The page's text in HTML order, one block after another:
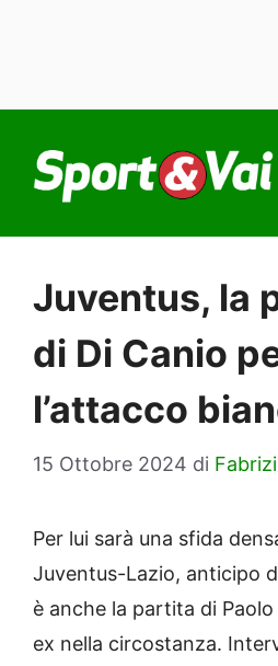
contenuto
Juventus, la
di Di Canio
l’attacco
15 Ottobre 2024 di
Per lui sarà una sfida
Juventus-Lazio, anticipo
è anche la partita di
ex nella circostanza.